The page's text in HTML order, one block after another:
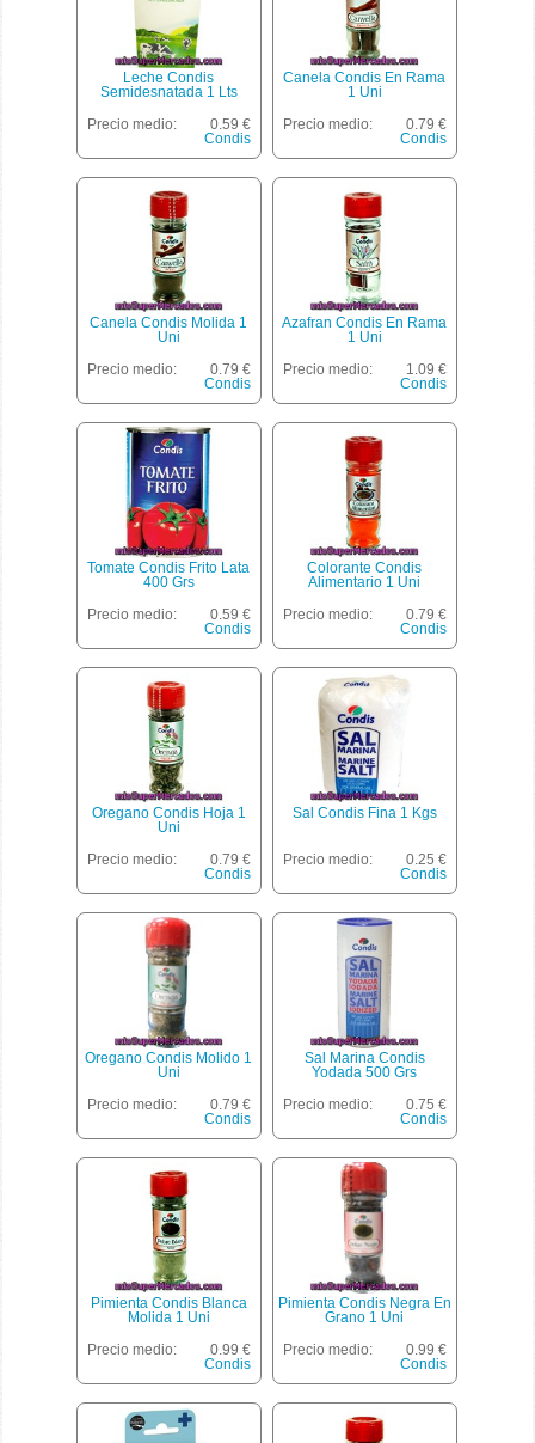
Leche Condis
Semidesnatada 1 Lts
Precio medio:
0.59 €
Condis
Canela Condis En Rama
1 Uni
Precio medio:
0.79 €
Condis
Canela Condis Molida 1
Uni
Precio medio:
0.79 €
Condis
Azafran Condis En Rama
1 Uni
Precio medio:
1.09 €
Condis
Tomate Condis Frito Lata
400 Grs
Precio medio:
0.59 €
Condis
Colorante Condis
Alimentario 1 Uni
Precio medio:
0.79 €
Condis
Oregano Condis Hoja 1
Uni
Precio medio:
0.79 €
Condis
Sal Condis Fina 1 Kgs
Precio medio:
0.25 €
Condis
Oregano Condis Molido 1
Uni
Precio medio:
0.79 €
Condis
Sal Marina Condis
Yodada 500 Grs
Precio medio:
0.75 €
Condis
Pimienta Condis Blanca
Molida 1 Uni
Precio medio:
0.99 €
Condis
Pimienta Condis Negra En
Grano 1 Uni
Precio medio:
0.99 €
Condis